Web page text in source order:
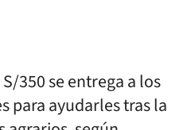
350 se entrega a los
para ayudarles tras la